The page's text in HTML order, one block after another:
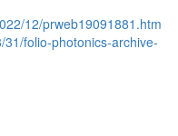
12/prweb19091881.htm
folio-photonics-archive-